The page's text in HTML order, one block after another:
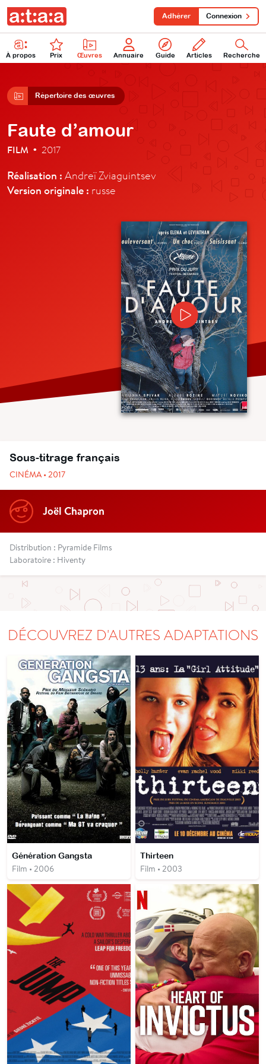
À propos Prix Œuvres Annuaire Guide Articles Recherche
Adhérer Connexion
Répertoire des œuvres
Faute d’amour
FILM • 2017
Réalisation : Andreï Zviaguintsev
Version originale : russe
Sous-titrage français
CINÉMA • 2017
Joël Chapron
Distribution : Pyramide Films
Laboratoire : Hiventy
DÉCOUVREZ D'AUTRES ADAPTATIONS
Génération Gangsta
Film • 2006
Thirteen
Film • 2003